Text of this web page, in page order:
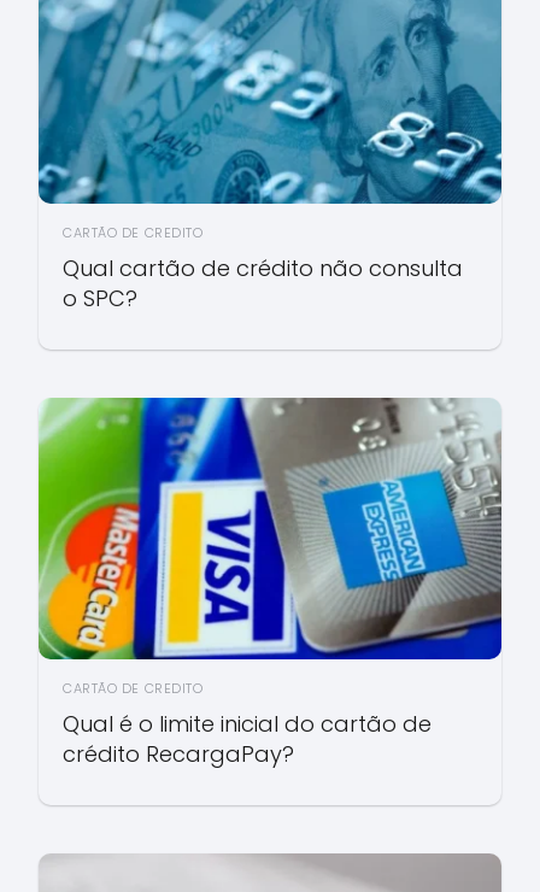
CARTÃO DE CREDITO
Qual cartão de crédito não consulta
o SPC?
CARTÃO DE CREDITO
Qual é o limite inicial do cartão de
crédito RecargaPay?